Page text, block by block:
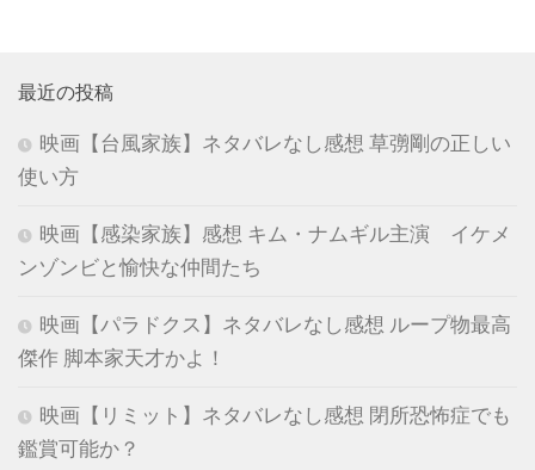
最近の投稿
映画【台風家族】ネタバレなし感想 草彅剛の正しい
使い方
映画【感染家族】感想 キム・ナムギル主演 イケメ
ンゾンビと愉快な仲間たち
映画【パラドクス】ネタバレなし感想 ループ物最高
傑作 脚本家天才かよ！
映画【リミット】ネタバレなし感想 閉所恐怖症でも
鑑賞可能か？